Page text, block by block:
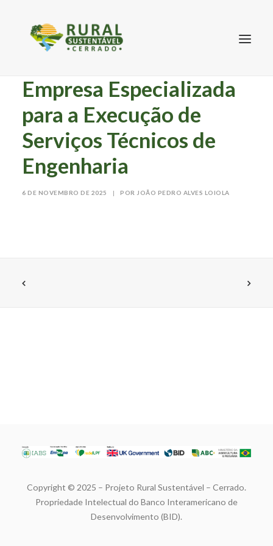
SEARCH
Empresa Especializada
para a Execução de
Serviços Técnicos de
Engenharia
6 DE NOVEMBRO DE 2025 | POR JOÃO PEDRO ALVES LOIOLA
Copyright © 2025 – Projeto Rural Sustentável – Cerrado.
Propriedade Intelectual do Banco Interamericano de
Desenvolvimento (BID).